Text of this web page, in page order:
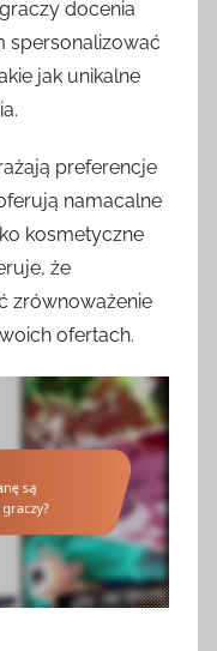
docenia
spersonalizować
jak unikalne
preferencje
namacalne
kosmetyczne
że
zrównoważenie
ofertach.